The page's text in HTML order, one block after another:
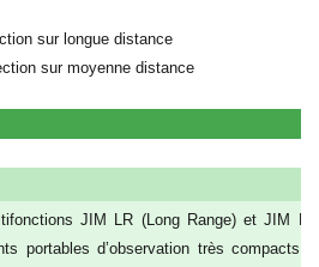
sur longue distance
sur moyenne distance
JIM LR (Long Range) et JIM
portables d’observation très compacts,